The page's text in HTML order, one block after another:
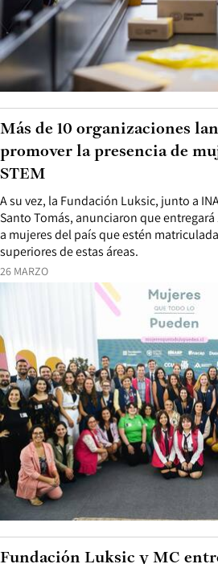
26 MARZO
A su vez, la Fundación Luksic, junto a
Santo Tomás, anunciaron que
a mujeres del país que estén
superiores de estas áreas.
Más de 10 organizaciones
promover la presencia de
STEM
Fundación Luksic y MC